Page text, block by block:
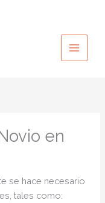
en
se hace necesario
tales como: